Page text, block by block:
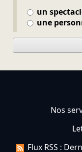
un
une
Nos
Flux RSS :